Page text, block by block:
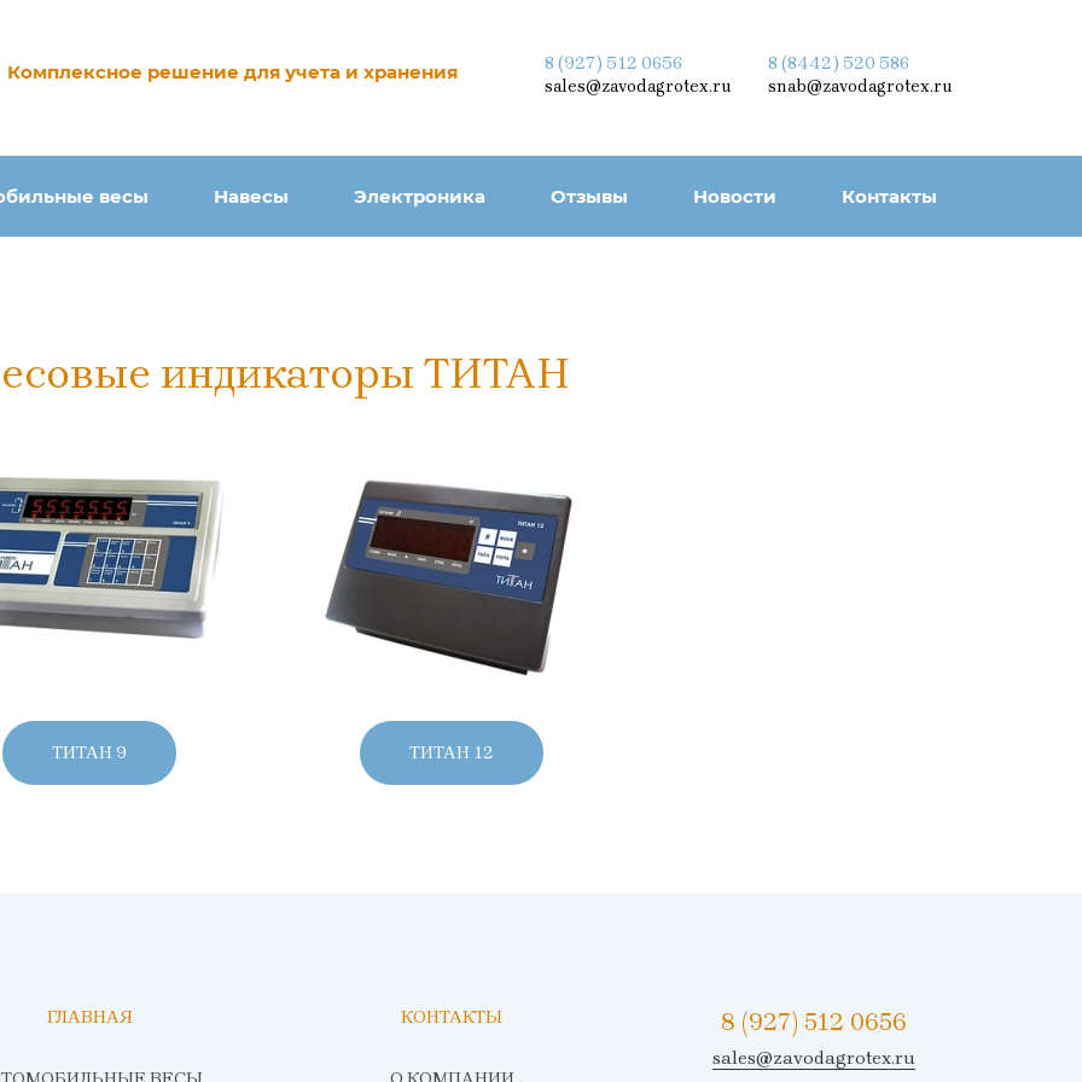
Комплексное решение для учета и хранения 8 (927) 512 0656
sales@zavodagrotex.ru
8 (8442) 520 586
snab@zavodagrotex.ru
весы Навесы Электроника Отзывы Новости Контакты
индикаторы ТИТАН
ТИТАН 9 ТИТАН 12
ГЛАВНАЯ КОНТАКТЫ 8 (927) 512 0656
sales@zavodagrotex.ru